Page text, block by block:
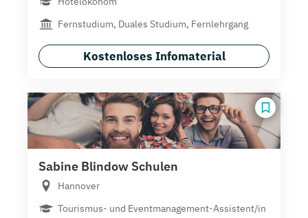
Fernstudium, Duales Studium, Fernlehrgang
Kostenloses Infomaterial
Sabine Blindow Schulen
Hannover
Tourismus- und Eventmanagement-Assistent/in